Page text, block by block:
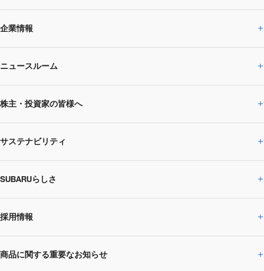
企業情報
企業情報トップ
SUBARUのありたい姿
SUBARU 2025方針
事業所・関係会社
ニュースルーム
ニュースルームトップ
ニュースリリース
閉じる
株主・投資家の皆様へ
株主・投資家の皆様へトップ
企業・経営
IRライブラリー
株主・投資家サポート
サステナビリティ
サステナビリティトップ
CEOサステナビリティ
環境
SUBARUらしさ
SUBARUらしさトップ
SUBARUびと
採用情報
採用情報トップ
商品に関する重要なお知らせ